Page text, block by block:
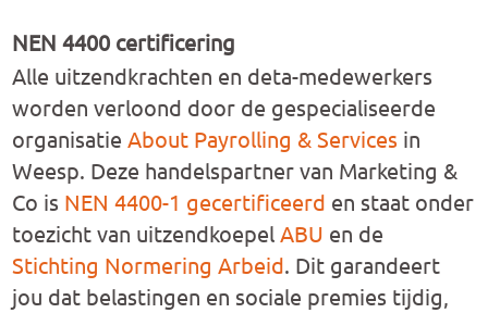
NEN 4400 certificering
Alle uitzendkrachten en deta-medewerkers
worden verloond door de gespecialiseerde
organisatieAbout Payrolling & Services in
Weesp. Deze handelspartner van Marketing &
Co is NEN 4400-1 gecertificeerd en staat onder
toezicht van uitzendkoepelABU en de
Stichting Normering Arbeid. Dit garandeert
jou dat belastingen en sociale premies tijdig,